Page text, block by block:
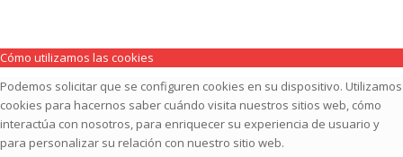
Cómo utilizamos las cookies
Podemos solicitar que se configuren cookies en su dispositivo. Utilizamos
cookies para hacernos saber cuándo visita nuestros sitios web, cómo
interactúa con nosotros, para enriquecer su experiencia de usuario y
para personalizar su relación con nuestro sitio web.